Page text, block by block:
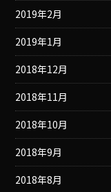
2019年2月
2019年1月
2018年12月
2018年11月
2018年10月
2018年9月
2018年8月